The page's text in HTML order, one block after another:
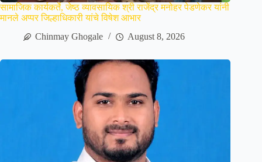
सामाजिक कार्यकर्ते, जेष्ठ व्यावसायिक श्री राजेंद्र मनोहर पेडणेकर यांनी
मानले अप्पर जिल्हाधिकारी यांचे विषेश आभार
Chinmay Ghogale
August 8, 2026